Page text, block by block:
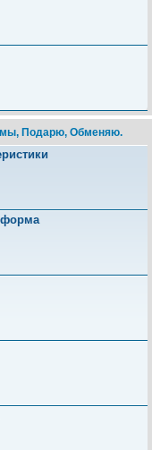
Подарю, Обменяю.